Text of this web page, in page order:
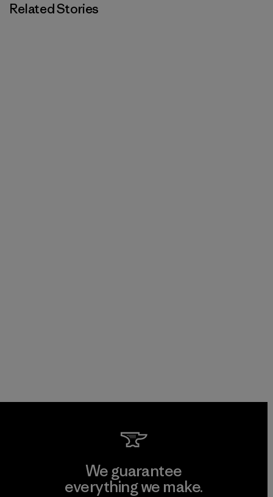
Related Stories
We guarantee
everything we make.